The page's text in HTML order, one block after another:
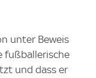
unter Beweis
fußballerische
und dass er